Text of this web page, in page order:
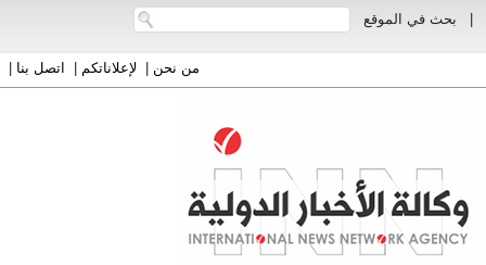
بحث في الموقع
من نحن| لإعلاناتكم| اتصل بنا|